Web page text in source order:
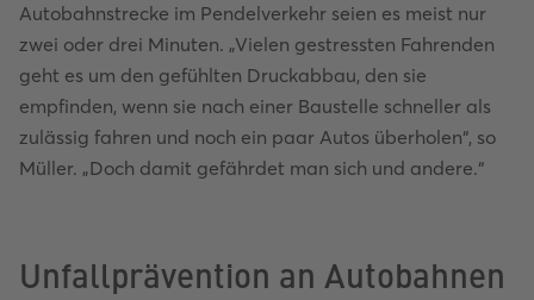
Autobahnstrecke im Pendelverkehr seien es meist nur
zwei oder drei Minuten. „Vielen gestressten Fahrenden
geht es um den gefühlten Druckabbau, den sie
empfinden, wenn sie nach einer Baustelle schneller als
zulässig fahren und noch ein paar Autos überholen“, so
Müller. „Doch damit gefährdet man sich und andere.“
Unfallprävention an Autobahnen